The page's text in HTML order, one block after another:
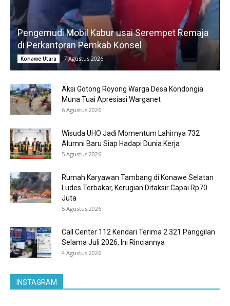
Pengemudi Mobil Kabur usai Serempet Remaja
di Perkantoran Pemkab Konsel
Konawe Utara 7 Agustus 2026
Aksi Gotong Royong Warga Desa Kondongia
Muna Tuai Apresiasi Warganet
6 Agustus 2026
Wisuda UHO Jadi Momentum Lahirnya 732
Alumni Baru Siap Hadapi Dunia Kerja
5 Agustus 2026
Rumah Karyawan Tambang di Konawe Selatan
Ludes Terbakar, Kerugian Ditaksir Capai Rp70
Juta
5 Agustus 2026
Call Center 112 Kendari Terima 2.321 Panggilan
Selama Juli 2026, Ini Rinciannya
4 Agustus 2026
INSTAGRAM